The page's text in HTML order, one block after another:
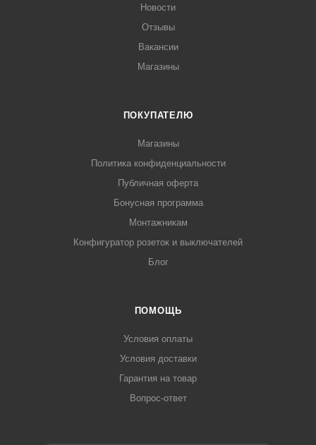
Новости
Отзывы
Вакансии
Магазины
ПОКУПАТЕЛЮ
Магазины
Политика конфиденциальности
Публичная оферта
Бонусная программа
Монтажникам
Конфигуратор розеток и выключателей
Блог
ПОМОЩЬ
Условия оплаты
Условия доставки
Гарантия на товар
Вопрос-ответ